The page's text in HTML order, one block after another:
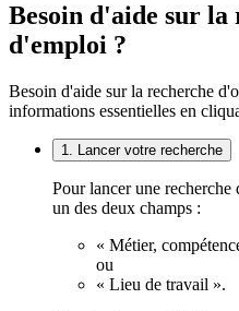
Besoin d'aide sur
d'emploi ?
Besoin d'aide sur la recherche
informations essentielles en
1. Lancer votre recherche
Pour lancer une
un des deux champs :
« Métier,
ou
« Lieu de travail ».